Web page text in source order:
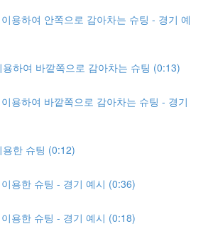
용하여 안쪽으로 감아차는 슈팅 - 경기 예
하여 바깥쪽으로 감아차는 슈팅 (0:13)
용하여 바깥쪽으로 감아차는 슈팅 - 경기
한 슈팅 (0:12)
용한 슈팅 - 경기 예시 (0:36)
용한 슈팅 - 경기 예시 (0:18)